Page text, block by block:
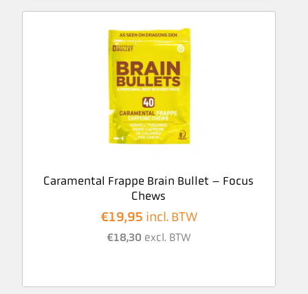
Caramental Frappe Brain Bullet – Focus
Chews
€19,95 incl. BTW
€18,30 excl. BTW